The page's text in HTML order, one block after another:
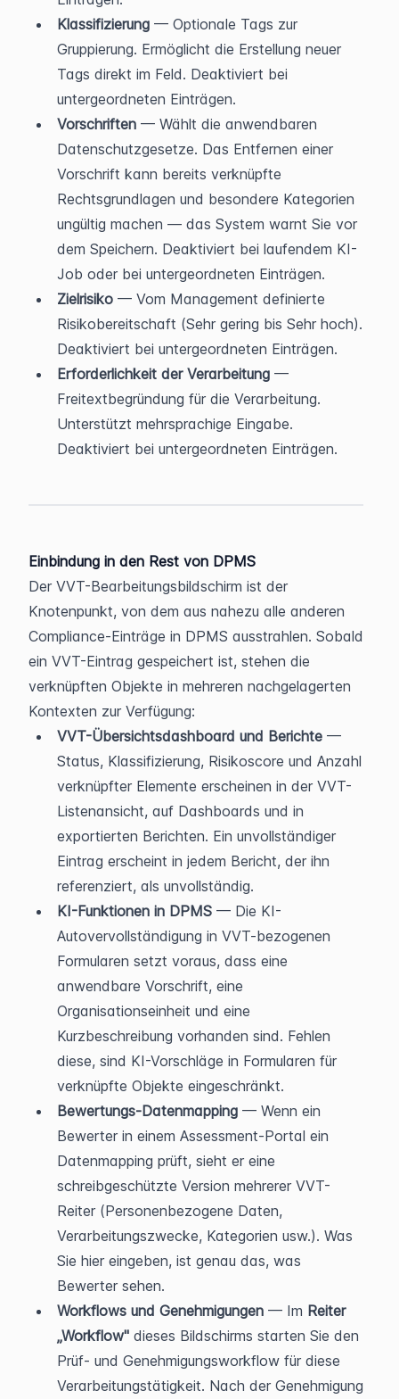
Klassifizierung — Optionale Tags zur
Gruppierung. Ermöglicht die Erstellung neuer
Tags direkt im Feld. Deaktiviert bei
untergeordneten Einträgen.
Vorschriften — Wählt die anwendbaren
Datenschutzgesetze. Das Entfernen einer
Vorschrift kann bereits verknüpfte
Rechtsgrundlagen und besondere Kategorien
ungültig machen — das System warnt Sie vor
dem Speichern. Deaktiviert bei laufendem KI-
Job oder bei untergeordneten Einträgen.
Zielrisiko — Vom Management definierte
Risikobereitschaft (Sehr gering bis Sehr hoch).
Deaktiviert bei untergeordneten Einträgen.
Erforderlichkeit der Verarbeitung —
Freitextbegründung für die Verarbeitung.
Unterstützt mehrsprachige Eingabe.
Deaktiviert bei untergeordneten Einträgen.
Einbindung in den Rest von DPMS
Der VVT-Bearbeitungsbildschirm ist der
Knotenpunkt, von dem aus nahezu alle anderen
Compliance-Einträge in DPMS ausstrahlen. Sobald
ein VVT-Eintrag gespeichert ist, stehen die
verknüpften Objekte in mehreren nachgelagerten
Kontexten zur Verfügung:
VVT-Übersichtsdashboard und Berichte —
Status, Klassifizierung, Risikoscore und Anzahl
verknüpfter Elemente erscheinen in der VVT-
Listenansicht, auf Dashboards und in
exportierten Berichten. Ein unvollständiger
Eintrag erscheint in jedem Bericht, der ihn
referenziert, als unvollständig.
KI-Funktionen in DPMS — Die KI-
Autovervollständigung in VVT-bezogenen
Formularen setzt voraus, dass eine
anwendbare Vorschrift, eine
Organisationseinheit und eine
Kurzbeschreibung vorhanden sind. Fehlen
diese, sind KI-Vorschläge in Formularen für
verknüpfte Objekte eingeschränkt.
Bewertungs-Datenmapping — Wenn ein
Bewerter in einem Assessment-Portal ein
Datenmapping prüft, sieht er eine
schreibgeschützte Version mehrerer VVT-
Reiter (Personenbezogene Daten,
Verarbeitungszwecke, Kategorien usw.). Was
Sie hier eingeben, ist genau das, was
Bewerter sehen.
Workflows und Genehmigungen — Im Reiter
„Workflow" dieses Bildschirms starten Sie den
Prüf- und Genehmigungsworkflow für diese
Verarbeitungstätigkeit. Nach der Genehmigung